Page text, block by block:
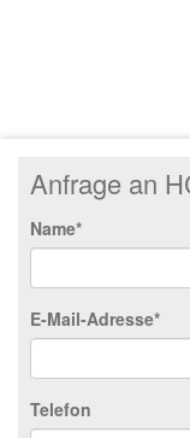
Anfrage an
Name*
E-Mail-Adresse*
Telefon